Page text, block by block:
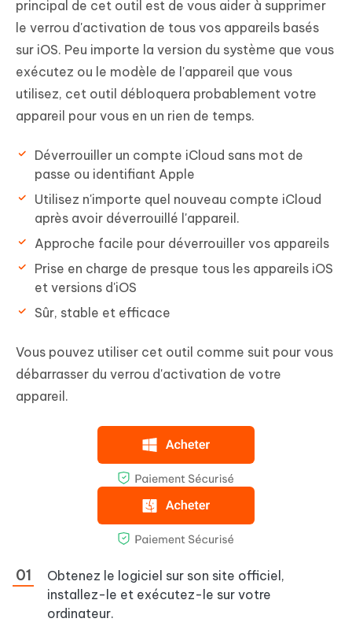
principal de cet outil est de vous aider à supprimer
le verrou d'activation de tous vos appareils basés
sur iOS. Peu importe la version du système que vous
exécutez ou le modèle de l'appareil que vous
utilisez, cet outil débloquera probablement votre
appareil pour vous en un rien de temps.
Déverrouiller un compte iCloud sans mot de
passe ou identifiant Apple
Utilisez n'importe quel nouveau compte iCloud
après avoir déverrouillé l'appareil.
Approche facile pour déverrouiller vos appareils
Prise en charge de presque tous les appareils iOS
et versions d'iOS
Sûr, stable et efficace
Vous pouvez utiliser cet outil comme suit pour vous
débarrasser du verrou d'activation de votre
appareil.
Obtenez le logiciel sur son site officiel,
installez-le et exécutez-le sur votre
ordinateur.